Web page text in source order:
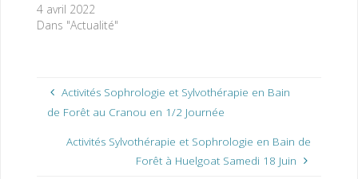
4 avril 2022
Dans "Actualité"
Activités Sophrologie et Sylvothérapie en Bain
de Forêt au Cranou en 1/2 Journée
Activités Sylvothérapie et Sophrologie en Bain de
Forêt à Huelgoat Samedi 18 Juin